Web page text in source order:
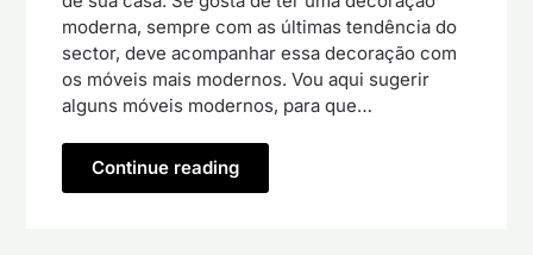
moderna, sempre com as últimas tendência do
sector, deve acompanhar essa decoração com
os móveis mais modernos. Vou aqui sugerir
alguns móveis modernos, para que…
Continue reading